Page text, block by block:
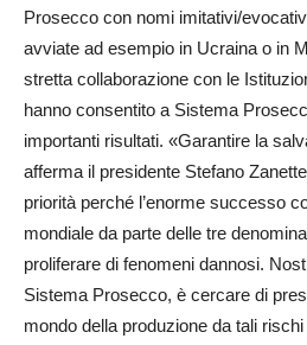
Prosecco con nomi imitativi/
avviate ad esempio in Ucraina o in
stretta collaborazione con le
hanno consentito a Sistema
importanti risultati. «Garantire la
afferma il presidente Stefano
priorità perché l’enorme successo
mondiale da parte delle tre
proliferare di fenomeni dannosi.
Sistema Prosecco, è cercare di
mondo della produzione da tali